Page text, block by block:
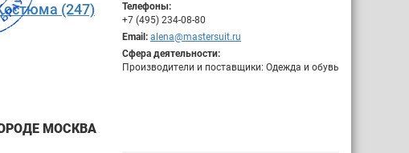
(247)
Телефоны:
+7 (495) 234-08-80
Email: alena@mastersuit.ru
Сфера деятельности:
Производители и поставщики: Одежда и обувь
МОСКВА